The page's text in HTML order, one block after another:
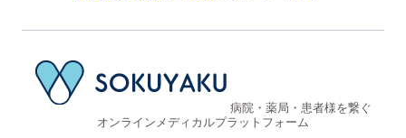
病院・薬局・患者様を繋ぐ
オンラインメディカルプラットフォーム